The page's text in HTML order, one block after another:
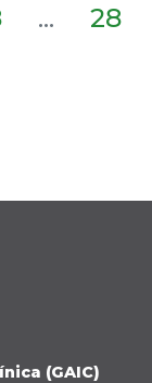
... 28
(GAIC)